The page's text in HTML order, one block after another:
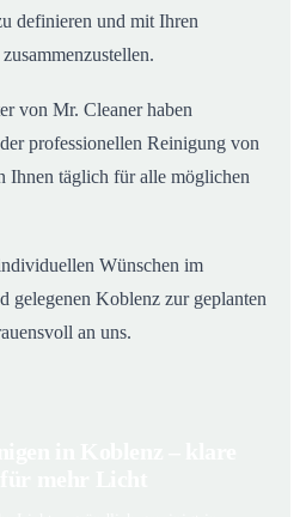
definieren und mit Ihren
von Mr. Cleaner haben
professionellen Reinigung von
Ihnen täglich für alle möglichen
Wünschen im
gelegenen Koblenz zur geplanten
an uns.